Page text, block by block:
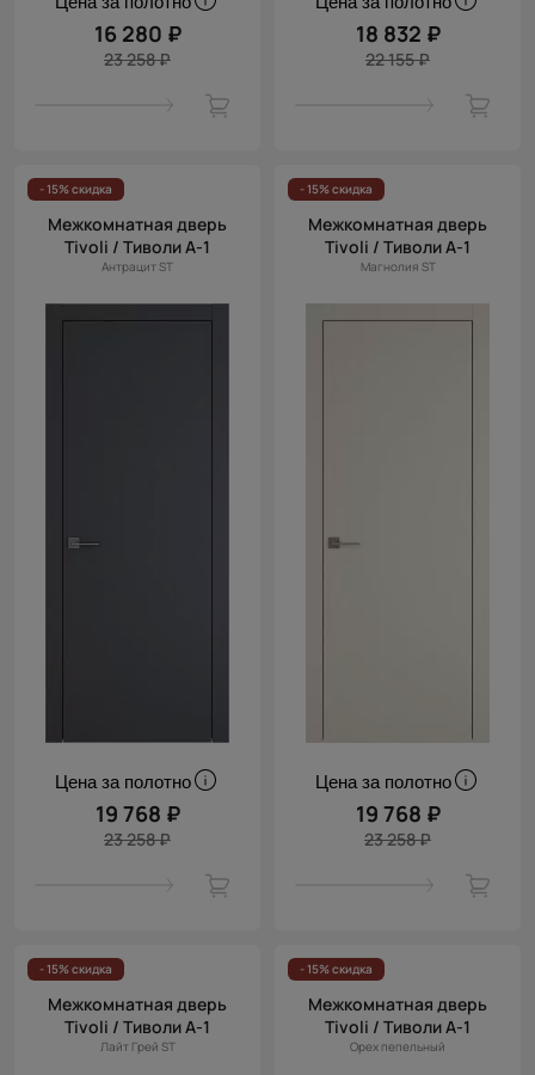
16 280 ₽
23 258 ₽
18 832 ₽
22 155 ₽
- 15% скидка
Межкомнатная дверь
Tivoli / Тиволи А-1
Антрацит ST
Цена за полотно
19 768 ₽
23 258 ₽
- 15% скидка
Межкомнатная дверь
Tivoli / Тиволи А-1
Магнолия ST
Цена за полотно
19 768 ₽
23 258 ₽
- 15% скидка
Межкомнатная дверь
Tivoli / Тиволи А-1
Лайт Грей ST
- 15% скидка
Межкомнатная дверь
Tivoli / Тиволи А-1
Орех пепельный